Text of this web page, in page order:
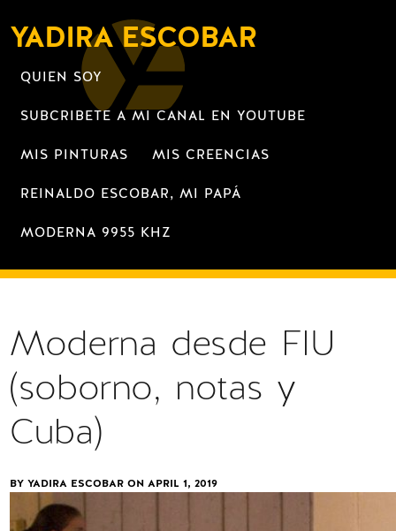
YADIRA ESCOBAR
QUIEN SOY
SUBCRIBETE A MI CANAL EN YOUTUBE
MIS PINTURAS MIS CREENCIAS
REINALDO ESCOBAR, MI PAPÁ
MODERNA 9955 KHZ
Moderna desde FIU
(soborno, notas y
Cuba)
BY YADIRA ESCOBAR ONAPRIL 1, 2019